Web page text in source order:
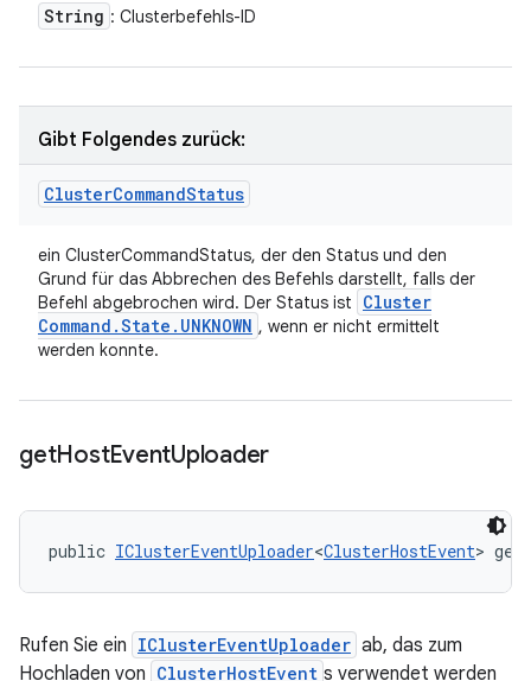
String : Clusterbefehls-ID
Gibt Folgendes zurück:
ClusterCommandStatus
ein ClusterCommandStatus, der den Status und den
Grund für das Abbrechen des Befehls darstellt, falls der
Befehl abgebrochen wird. Der Status ist
Cluster
Command .State . UNKNOWN , wenn er nicht ermittelt
werden konnte.
getHostEventUploader
public IClusterEventUploader<ClusterHostEvent>
Rufen Sie ein IClusterEventUploader ab, das zum
Hochladen von ClusterHostEvent s verwendet werden